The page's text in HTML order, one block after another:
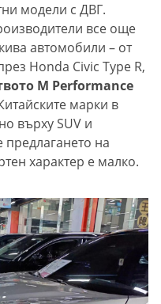
модели с ДВГ.
все още
автомобили – от
Honda Civic Type R,
M Performance
марки в
върху SUV и
на
характер е малко.